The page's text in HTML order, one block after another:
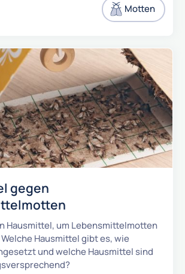
Motten
gegen
Hausmittel, um Lebensmittelmotten
Hausmittel gibt es, wie
und welche Hausmittel sind